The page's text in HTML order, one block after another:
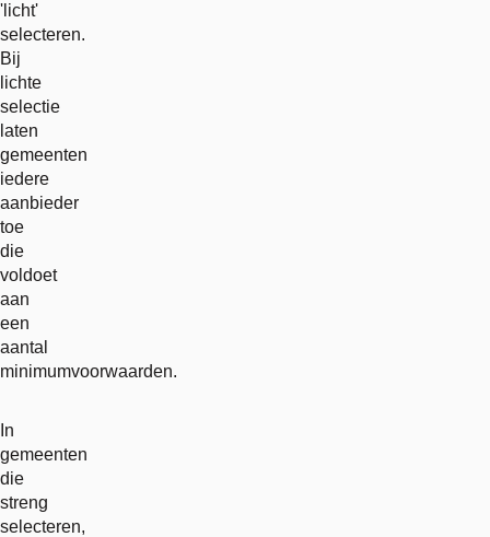
'licht'
selecteren.
Bij
lichte
selectie
laten
gemeenten
iedere
aanbieder
toe
die
voldoet
aan
een
aantal
minimumvoorwaarden.
In
gemeenten
die
streng
selecteren,